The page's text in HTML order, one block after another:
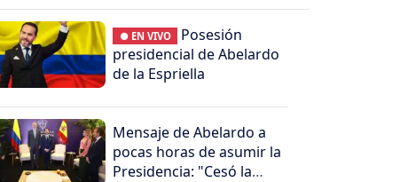
● EN VIVO
Posesión
presidencial de Abelardo
de la Espriella
Mensaje de Abelardo a
pocas horas de asumir la
Presidencia: "Cesó la